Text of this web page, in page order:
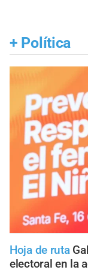
+ Política
Hoja de ruta
electoral en la